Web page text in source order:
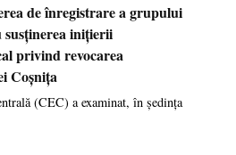
de înregistrare a grupului
inițierii
privind revocarea
Coșnița
(CEC) a examinat, în ședința